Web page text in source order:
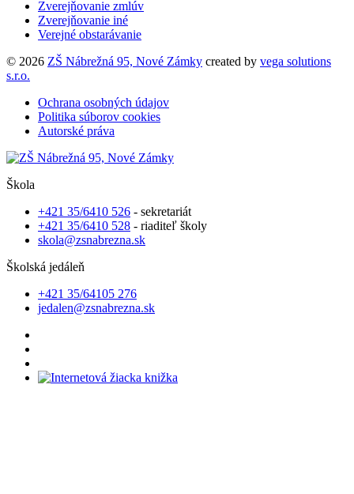
Zverejňovanie zmlúv
Zverejňovanie iné
Verejné obstarávanie
© 2026 ZŠ Nábrežná 95, Nové Zámky created by vega solutions
s.r.o.
Ochrana osobných údajov
Politika súborov cookies
Autorské práva
Škola
+421 35/6410 526 - sekretariát
+421 35/6410 528 - riaditeľ školy
skola@zsnabrezna.sk
Školská jedáleň
+421 35/64105 276
jedalen@zsnabrezna.sk